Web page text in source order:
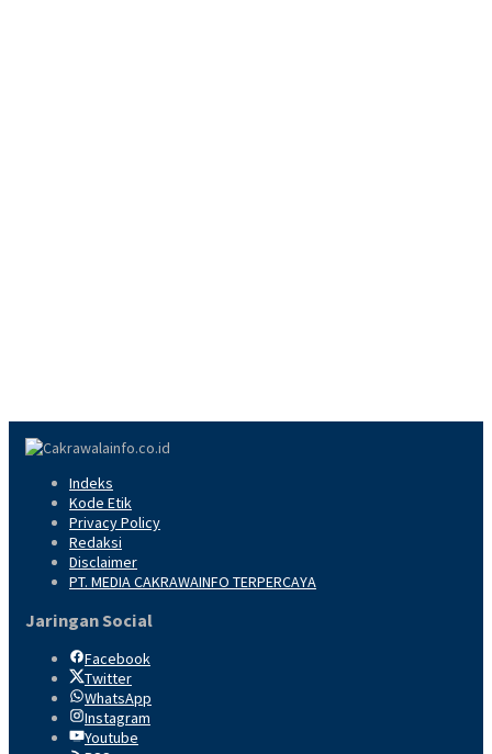
Indeks
Kode Etik
Privacy Policy
Redaksi
Disclaimer
PT. MEDIA CAKRAWAINFO TERPERCAYA
Jaringan Social
Facebook
Twitter
WhatsApp
Instagram
Youtube